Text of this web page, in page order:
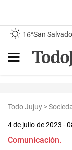
16°San
Todo Jujuy >
4 de julio de 2023 -
Comunicación.